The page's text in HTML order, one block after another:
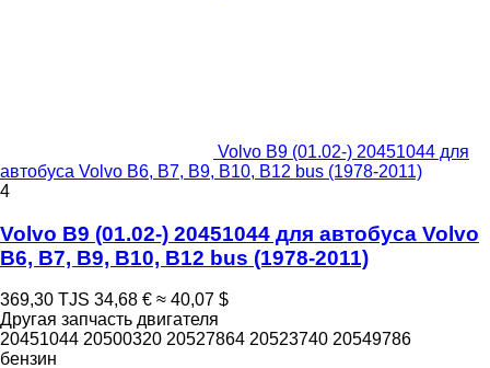
Volvo B9 (01.02-) 20451044 для
автобуса Volvo B6, B7, B9, B10, B12 bus (1978-2011)
4
Volvo B9 (01.02-) 20451044 для автобуса Volvo
B6, B7, B9, B10, B12 bus (1978-2011)
369,30 TJS 34,68 € ≈ 40,07 $
Другая запчасть двигателя
20451044 20500320 20527864 20523740 20549786
бензин